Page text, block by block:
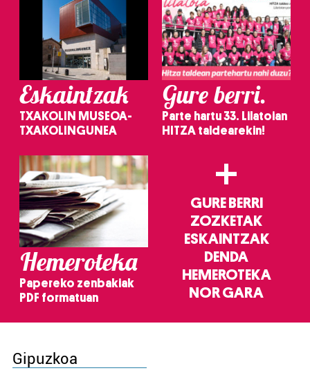
Eskaintzak
TXAKOLIN MUSEOA-
TXAKOLINGUNEA
Gure berri.
Parte hartu 33. Lilatoian
HITZA taldearekin!
Hemeroteka
Papereko zenbakiak
PDF formatuan
+
GURE BERRI
ZOZKETAK
ESKAINTZAK
DENDA
HEMEROTEKA
NOR GARA
Gipuzkoa